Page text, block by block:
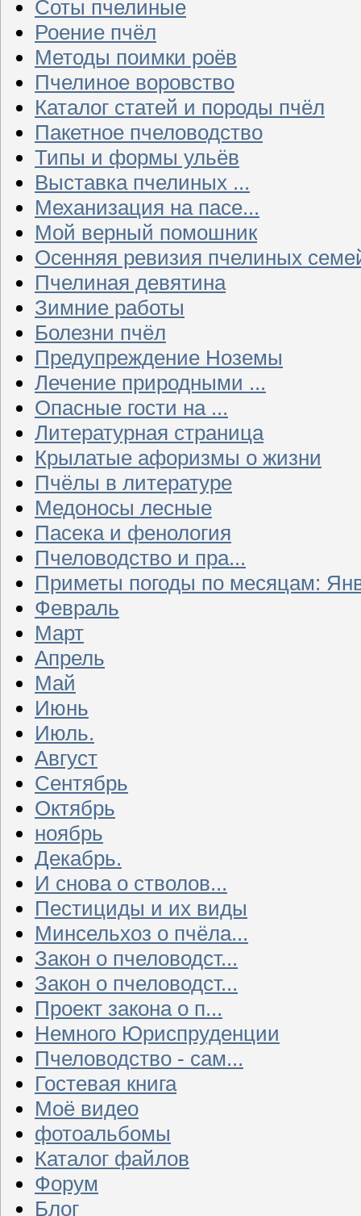
Соты пчелиные
Роение пчёл
Методы поимки роёв
Пчелиное воровство
Каталог статей и породы пчёл
Пакетное пчеловодство
Типы и формы ульёв
Выставка пчелиных ...
Механизация на пасе...
Мой верный помошник
Осенняя ревизия пчелиных
Пчелиная девятина
Зимние работы
Болезни пчёл
Предупреждение Ноземы
Лечение природными ...
Опасные гости на ...
Литературная страница
Крылатые афоризмы о жизни
Пчёлы в литературе
Медоносы лесные
Пасека и фенология
Пчеловодство и пра...
Приметы погоды по месяцам:
Февраль
Март
Апрель
Май
Июнь
Июль.
Август
Сентябрь
Октябрь
ноябрь
Декабрь.
И снова о стволов...
Пестициды и их виды
Минсельхоз о пчёла...
Закон о пчеловодст...
Закон о пчеловодст...
Проект закона о п...
Немного Юриспруденции
Пчеловодство - сам...
Гостевая книга
Моё видео
фотоальбомы
Каталог файлов
Форум
Блог